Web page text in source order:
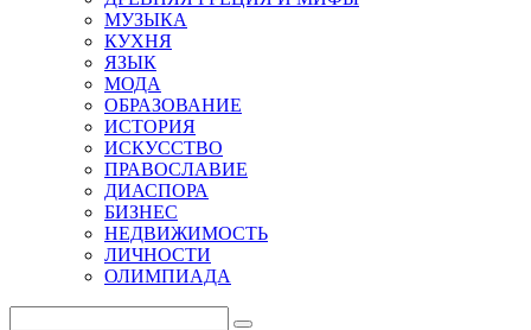
МУЗЫКА
КУХНЯ
ЯЗЫК
МОДА
ОБРАЗОВАНИЕ
ИСТОРИЯ
ИСКУССТВО
ПРАВОСЛАВИЕ
ДИАСПОРА
БИЗНЕС
НЕДВИЖИМОСТЬ
ЛИЧНОСТИ
ОЛИМПИАДА